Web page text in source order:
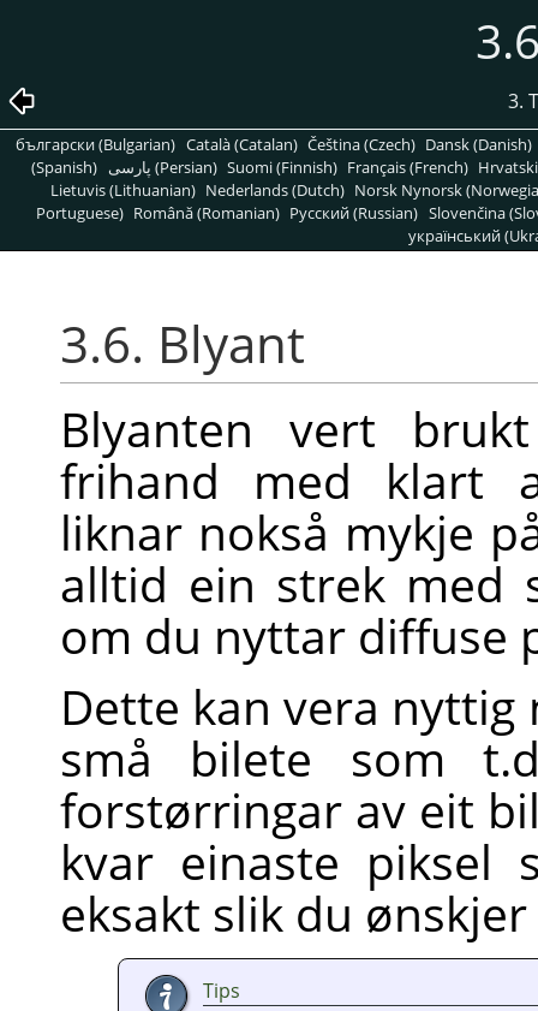
3.
български (Bulgarian) Català (Catalan) Čeština (Czech) Dansk (Danish)
(Spanish)
پارسی (Persian) Suomi (Finnish) Français (French)
Lietuvis (Lithuanian) Nederlands (Dutch) Norsk Nynorsk
Portuguese) Română (Romanian) Pусский (Russian) Slovenčina
український
3.6. Blyant
Blyanten vert
frihand med klart
liknar nokså mykje
alltid ein strek med
om du nyttar diffuse
Dette kan vera
små bilete som
forstørringar av eit
kvar einaste piksel
eksakt slik du
Tips